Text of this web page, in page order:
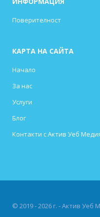
Поверителност
КАРТА НА САЙТА
Начало
За нас
Услуги
Блог
Контакти с Актив Уеб
© 2019 - 2026 г. - Актив